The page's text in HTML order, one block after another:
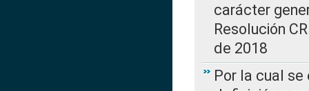
carácter
Resolución
de 2018
Por la cual